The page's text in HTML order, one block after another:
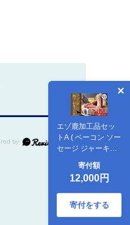
エゾ鹿加工品セッ
トA ( ベーコン ソー
セージ ジャーキー )
エゾ鹿 鹿 加工品 セ
ット 肉 希少部位 ロ
ース 北海道 北広島
市
寄付額
12,000円
寄付をする